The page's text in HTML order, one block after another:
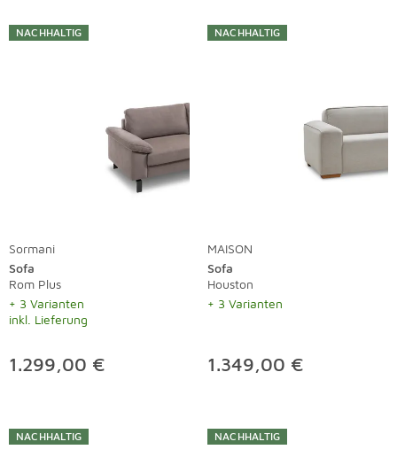
NACHHALTIG
Sormani
Sofa
Rom Plus
+ 3 Varianten
inkl. Lieferung
1.299,00 €
NACHHALTIG
MAISON
Sofa
Houston
+ 3 Varianten
1.349,00 €
NACHHALTIG NACHHALTIG